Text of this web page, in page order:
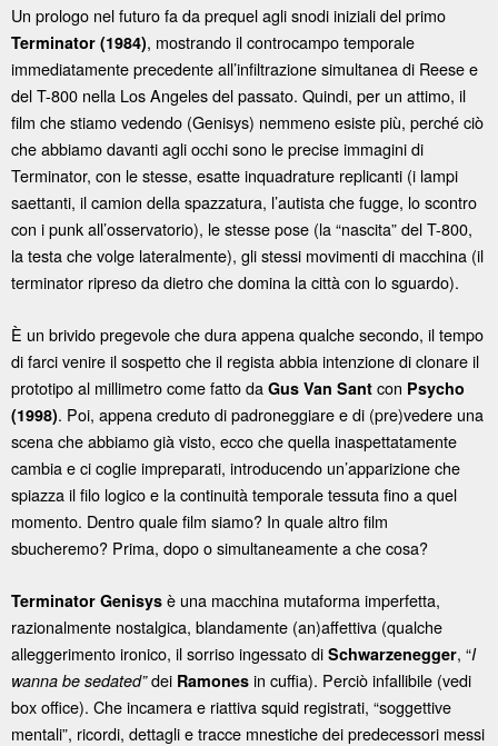
Un prologo nel futuro fa da prequel agli snodi iniziali del primo
Terminator (1984), mostrando il controcampo temporale
immediatamente precedente all’infiltrazione simultanea di Reese e
del T-800 nella Los Angeles del passato. Quindi, per un attimo, il
film che stiamo vedendo (Genisys) nemmeno esiste più, perché ciò
che abbiamo davanti agli occhi sono le precise immagini di
Terminator, con le stesse, esatte inquadrature replicanti (i lampi
saettanti, il camion della spazzatura, l’autista che fugge, lo scontro
con i punk all’osservatorio), le stesse pose (la “nascita” del T-800,
la testa che volge lateralmente), gli stessi movimenti di macchina (il
terminator ripreso da dietro che domina la città con lo sguardo).
È un brivido pregevole che dura appena qualche secondo, il tempo
di farci venire il sospetto che il regista abbia intenzione di clonare il
prototipo al millimetro come fatto da Gus Van Sant con Psycho
(1998). Poi, appena creduto di padroneggiare e di (pre)vedere una
scena che abbiamo già visto, ecco che quella inaspettatamente
cambia e ci coglie impreparati, introducendo un’apparizione che
spiazza il filo logico e la continuità temporale tessuta fino a quel
momento. Dentro quale film siamo? In quale altro film
sbucheremo? Prima, dopo o simultaneamente a che cosa?
Terminator Genisys è una macchina mutaforma imperfetta,
razionalmente nostalgica, blandamente (an)affettiva (qualche
alleggerimento ironico, il sorriso ingessato di Schwarzenegger, “I
wanna be sedated”dei Ramones in cuffia). Perciò infallibile (vedi
box office). Che incamera e riattiva squid registrati, “soggettive
mentali”, ricordi, dettagli e tracce mnestiche dei predecessori messi